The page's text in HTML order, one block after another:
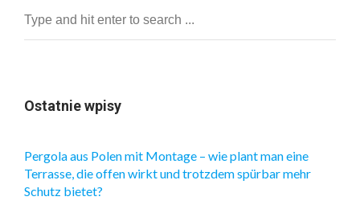
Ć
O
R
Z
Ostatnie wpisy
Pergola aus Polen mit Montage – wie plant man eine
Terrasse, die offen wirkt und trotzdem spürbar mehr
Schutz bietet?